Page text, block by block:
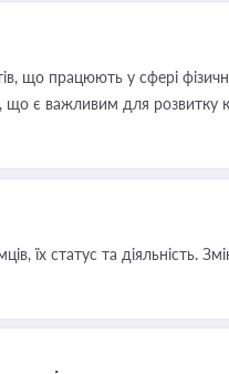
що працюють у сфері
є важливим для розвитку
їх статус та діяльність.